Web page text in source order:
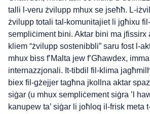
talli l-veru żvilupp mhux se jseħħ. L-
żvilupp totali tal-komunitajiet li jgħixu
sempliċiment bini. Aktar bini ma jfissirx
kliem “żvilupp sostenibbli” saru fost l-
mhux biss f’Malta jew f’Għawdex,
internazzjonali. It-tibdil fil-klima
biex fil-gżejjer tagħna jkollna aktar
siġar (u mhux sempliċement siġra ’l
kanupew ta’ siġar li joħloq il-frisk meta